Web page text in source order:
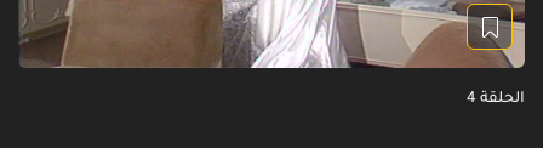
الحلقة 4